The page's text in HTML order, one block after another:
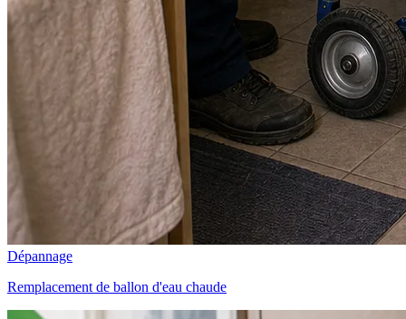
Dépannage
Remplacement de ballon d'eau chaude